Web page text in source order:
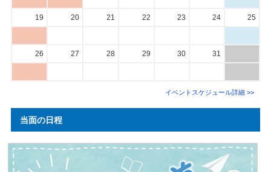
19 20 21 22 23 24 25
26 27 28 29 30 31
イベントスケジュール詳細 >>
当面の日程